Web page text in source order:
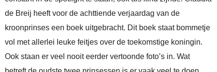
de Breij heeft voor de achttiende verjaardag van de
kroonprinses een boek uitgebracht. Dit boek staat bommetje
vol met allerlei leuke feitjes over de toekomstige koningin.
Ook staan er veel nooit eerder vertoonde foto’s in. Wat